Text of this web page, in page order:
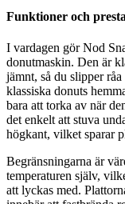
Funktioner och
I vardagen gör Nod
donutmaskin. Den är
jämnt, så du slipper
klassiska donuts
bara att torka av när
det enkelt att stuva
högkant, vilket sparar
Begränsningarna är
temperaturen själv,
att lyckas med.